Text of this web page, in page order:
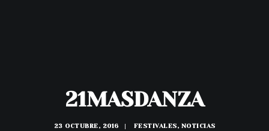
EL ESPACIO21MASDANZA
23 OCTUBRE, 2016 | FESTIVALES, NOTICIAS